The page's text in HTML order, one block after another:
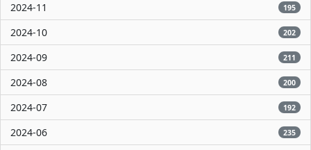
2024-11 195
2024-10 202
2024-09 211
2024-08 200
2024-07 192
2024-06 235